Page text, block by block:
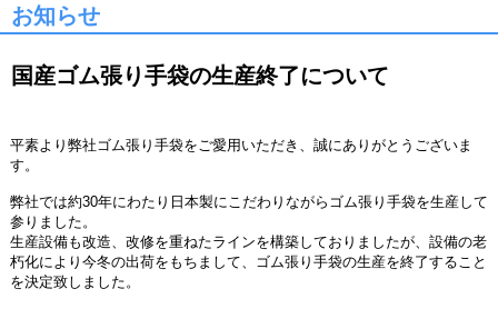
お知らせ
国産ゴム張り手袋の生産終了について
平素より弊社ゴム張り手袋をご愛用いただき、誠にありがとうございま
す。
弊社では約30年にわたり日本製にこだわりながらゴム張り手袋を生産して
参りました。
生産設備も改造、改修を重ねたラインを構築しておりましたが、設備の老
朽化により今冬の出荷をもちまして、ゴム張り手袋の生産を終了すること
を決定致しました。